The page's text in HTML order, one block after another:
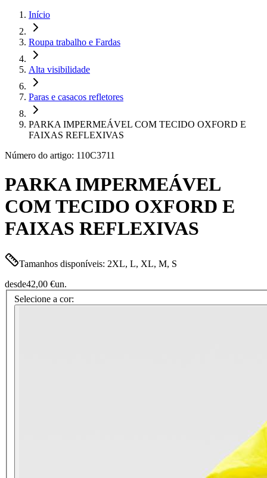
Início
Roupa trabalho e Fardas
Alta visibilidade
Paras e casacos refletores
PARKA IMPERMEÁVEL COM TECIDO OXFORD E
FAIXAS REFLEXIVAS
Número do artigo: 110C3711
PARKA IMPERMEÁVEL
COM TECIDO OXFORD E
FAIXAS REFLEXIVAS
Tamanhos disponíveis: 2XL, L, XL, M, S
desde42,00 €un.
Selecione a cor: